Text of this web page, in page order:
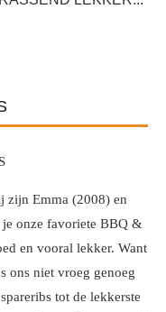
zijn Emma (2008) en
onze favoriete BBQ &
en vooral lekker. Want
ons niet vroeg genoeg
tot de lekkerste